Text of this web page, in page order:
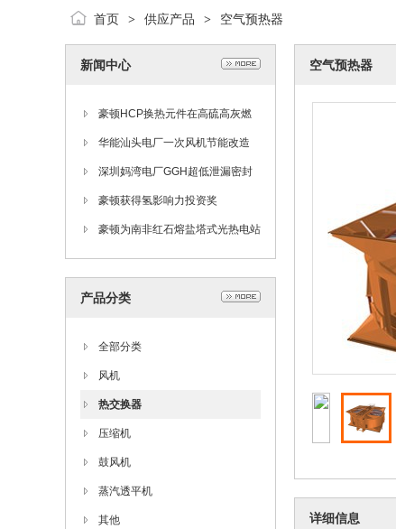
首页 > 供应产品 > 空气预热器
新闻中心
豪顿HCP换热元件在高硫高灰燃
煤电厂的应用
华能汕头电厂一次风机节能改造
深圳妈湾电厂GGH超低泄漏密封
系统改造
豪顿获得氢影响力投资奖
豪顿为南非红石熔盐塔式光热电站
项目提供冷却风机
产品分类
全部分类
风机
热交换器
压缩机
鼓风机
蒸汽透平机
其他
空气预热器
详细信息